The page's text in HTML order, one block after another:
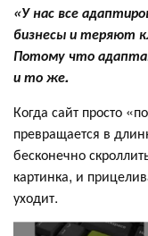
«У нас все
бизнесы и теряют
Потому что
и то же.
Когда сайт просто
превращается в
бесконечно
картинка, и
уходит.